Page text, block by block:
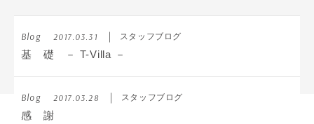
Blog 2017.03.31 スタッフブログ
基 礎 － T-Villa －
Blog 2017.03.28 スタッフブログ
感 謝